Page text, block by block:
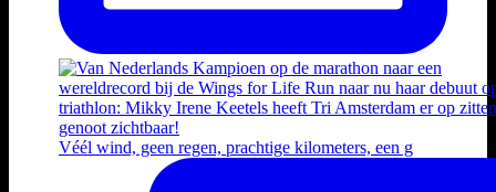
Véél wind, geen regen, prachtige kilometers, een g